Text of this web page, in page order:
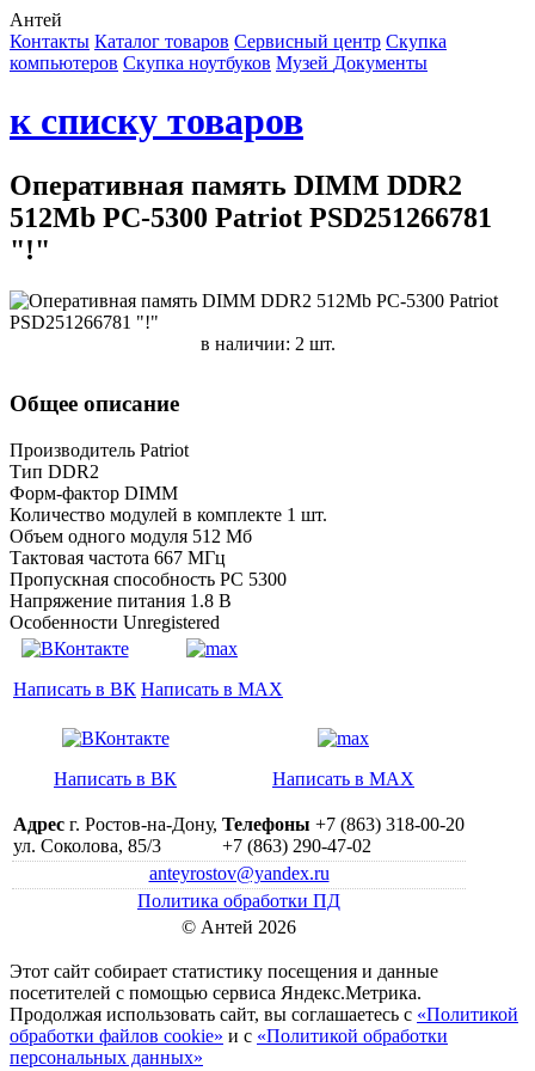
Антей
Контакты Каталог товаров Сервисный центр Cкупка
компьютеров Cкупка ноутбуков Музей Документы
к списку товаров
Оперативная память DIMM DDR2
512Mb PC-5300 Patriot PSD251266781
"!"
в наличии: 2 шт.
Общее описание
Производитель Patriot
Тип DDR2
Форм-фактор DIMM
Количество модулей в комплекте 1 шт.
Объем одного модуля 512 Мб
Тактовая частота 667 МГц
Пропускная способность PC 5300
Напряжение питания 1.8 В
Особенности Unregistered
Написать в ВК Написать в MAX
Написать в ВК Написать в MAX
Адрес г. Ростов-на-Дону,
ул. Соколова, 85/3
Телефоны +7 (863) 318-00-20
+7 (863) 290-47-02
anteyrostov@yandex.ru
Политика обработки ПД
© Антей 2026
Этот сайт собирает статистику посещения и данные
посетителей c помощью сервиса Яндекс.Метрика.
Продолжая использовать сайт, вы соглашаетесь с «Политикой
обработки файлов cookie» и с «Политикой обработки
персональных данных»